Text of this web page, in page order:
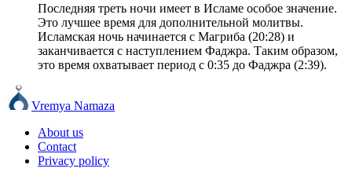
Последняя треть ночи имеет в Исламе особое значение.
Это лучшее время для дополнительной молитвы.
Исламская ночь начинается с Магриба (20:28) и
заканчивается с наступлением Фаджра. Таким образом,
это время охватывает период с 0:35 до Фаджра (2:39).
Vremya Namaza
About us
Contact
Privacy policy